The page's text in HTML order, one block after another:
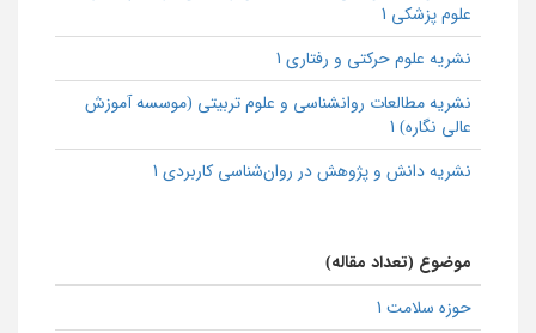
علوم پزشکی 1
نشریه علوم حرکتی و رفتاری 1
نشریه مطالعات روانشناسی و علوم تربیتی (موسسه آموزش
عالی نگاره) 1
نشریه دانش و پژوهش در روان‌شناسی کاربردی 1
موضوع (تعداد مقاله)
حوزه سلامت 1